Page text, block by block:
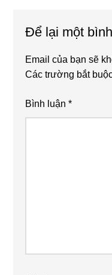
Để lại một
Email của bạn sẽ
Các trường bắt
Bình luận*